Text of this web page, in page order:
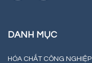
DANH MỤC
HÓA CHẤT CÔNG NGHIỆP